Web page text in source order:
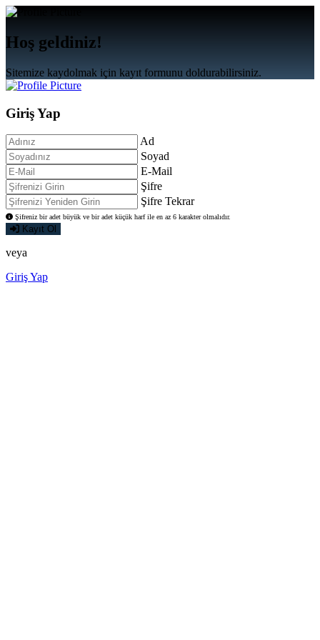
Hoş geldiniz!
Sitemize kaydolmak için kayıt formunu doldurabilirsiniz.
GirişYap
Ad
Soyad
E-Mail
Şifre
Şifre Tekrar
Şifreniz bir adet büyük ve bir adet küçük harf ile en az 6 karakter olmalıdır.
Kayıt Ol
veya
Giriş Yap